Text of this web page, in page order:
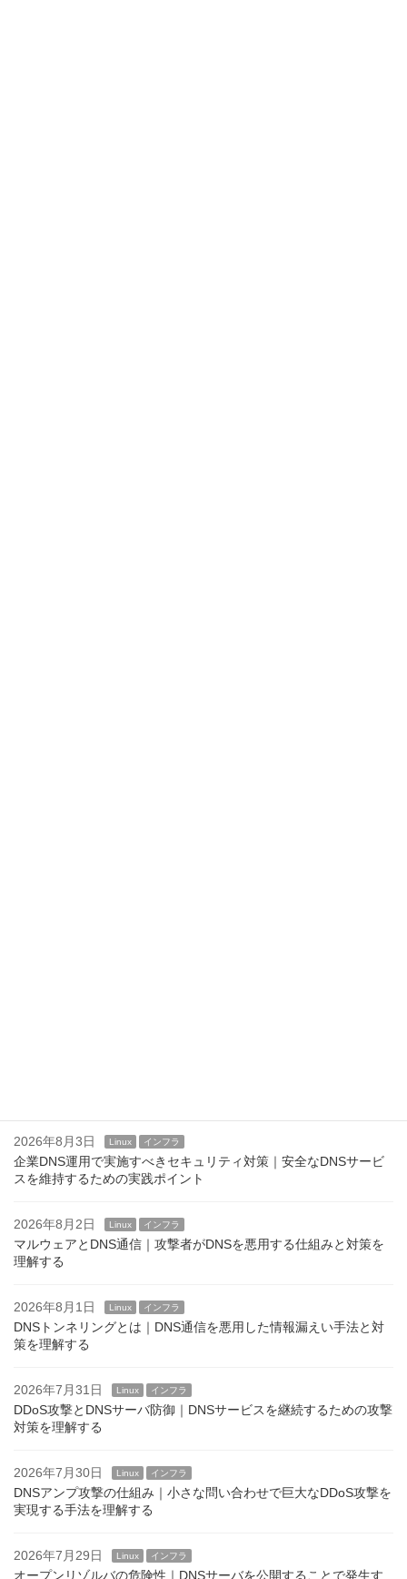
2026年8月3日 Linux インフラ
企業DNS運用で実施すべきセキュリティ対策｜安全なDNSサービ
スを維持するための実践ポイント
2026年8月2日 Linux インフラ
マルウェアとDNS通信｜攻撃者がDNSを悪用する仕組みと対策を
理解する
2026年8月1日 Linux インフラ
DNSトンネリングとは｜DNS通信を悪用した情報漏えい手法と対
策を理解する
2026年7月31日 Linux インフラ
DDoS攻撃とDNSサーバ防御｜DNSサービスを継続するための攻撃
対策を理解する
2026年7月30日 Linux インフラ
DNSアンプ攻撃の仕組み｜小さな問い合わせで巨大なDDoS攻撃を
実現する手法を理解する
2026年7月29日 Linux インフラ
オープンリゾルバの危険性｜DNSサーバを公開することで発生す